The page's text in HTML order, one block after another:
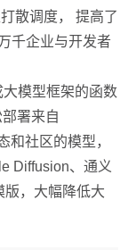
散调度， 提高了
千企业与开发者
模型框架的函数
署来自
和社区的模型，
Diffusion、通义
版，大幅降低大